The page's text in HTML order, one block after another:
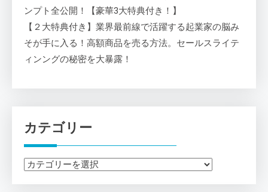
ンプト全公開！【豪華3大特典付き！】
【２大特典付き】業界最前線で活躍する起業家の脳み
そが手に入る！高額商品を売る方法。セールスライテ
ィンングの秘密を大暴露！
カテゴリー
カ